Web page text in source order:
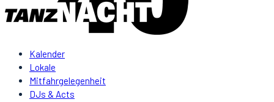
Kalender
Lokale
Mitfahrgelegenheit
DJs & Acts